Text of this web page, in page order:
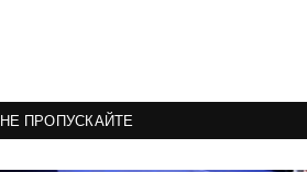
НЕ ПРОПУСКАЙТЕ